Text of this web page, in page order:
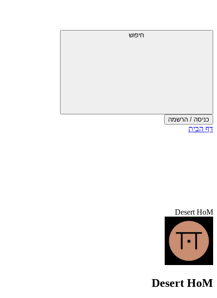
עליון
חיפוש
כניסה / הרשמה
סוף
דף הבית
Desert HoM
Desert HoM